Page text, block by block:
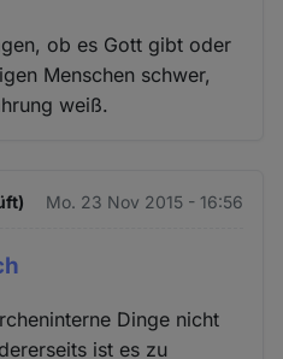
ob es Gott gibt oder
Menschen schwer,
weiß.
Mo. 23 Nov 2015 - 16:56
Dinge nicht
ist es zu